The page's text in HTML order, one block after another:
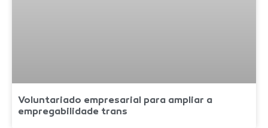
Voluntariado empresarial para ampliar a
empregabilidade trans